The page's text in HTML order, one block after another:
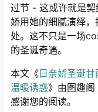
过节 - 这或许就是
娇用她的细腻演绎
处。这不只是一场
的圣诞奇遇。
本文《日奈娇圣诞
温暖诱惑》由图趣阁
感谢您的阅读。